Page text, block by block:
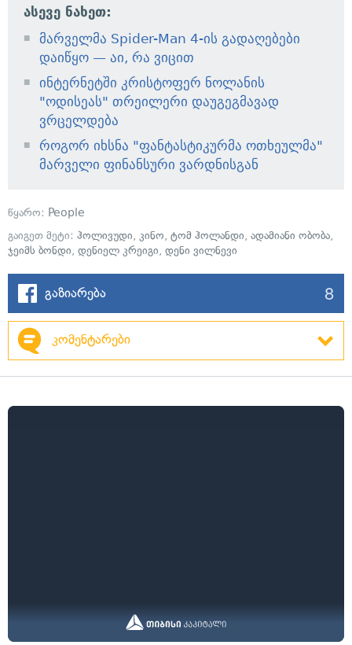
ასევე ნახეთ:
მარველმა Spider-Man 4-ის გადაღებები
დაიწყო — აი, რა ვიცით
ინტერნეტში კრისტოფერ ნოლანის
"ოდისეას" თრეილერი დაუგეგმავად
ვრცელდება
როგორ იხსნა "ფანტასტიკურმა ოთხეულმა"
მარველი ფინანსური ვარდნისგან
წყარო: People
გაიგეთ მეტი: ჰოლივუდი, კინო, ტომ ჰოლანდი, ადამიანი ობობა,
ჯეიმს ბონდი, დენიელ კრეიგი, დენი ვილნევი
გაზიარება 8
კომენტარები